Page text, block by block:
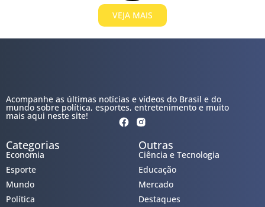
VEJA MAIS
Acompanhe as últimas notícias e vídeos do Brasil e do
mundo sobre política, esportes, entretenimento e muito
mais aqui neste site!
Categorias
Economia
Esporte
Mundo
Política
Outras
Ciência e Tecnologia
Educação
Mercado
Destaques